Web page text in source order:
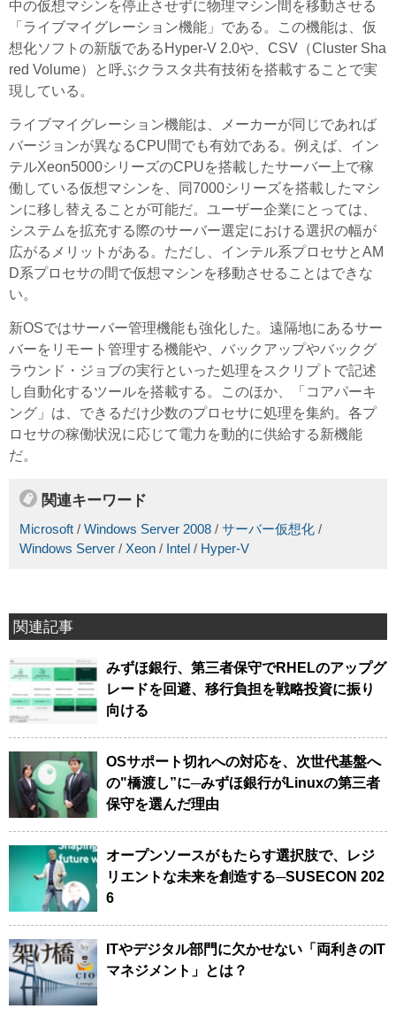
中の仮想マシンを停止させずに物理マシン間を移動させる
「ライブマイグレーション機能」である。この機能は、仮
想化ソフトの新版であるHyper-V 2.0や、CSV（Cluster Sha
red Volume）と呼ぶクラスタ共有技術を搭載することで実
現している。
ライブマイグレーション機能は、メーカーが同じであれば
バージョンが異なるCPU間でも有効である。例えば、イン
テルXeon5000シリーズのCPUを搭載したサーバー上で稼
働している仮想マシンを、同7000シリーズを搭載したマシ
ンに移し替えることが可能だ。ユーザー企業にとっては、
システムを拡充する際のサーバー選定における選択の幅が
広がるメリットがある。ただし、インテル系プロセサとAM
D系プロセサの間で仮想マシンを移動させることはできな
い。
新OSではサーバー管理機能も強化した。遠隔地にあるサー
バーをリモート管理する機能や、バックアップやバックグ
ラウンド・ジョブの実行といった処理をスクリプトで記述
し自動化するツールを搭載する。このほか、「コアパーキ
ング」は、できるだけ少数のプロセサに処理を集約。各プ
ロセサの稼働状況に応じて電力を動的に供給する新機能
だ。
関連キーワード
Microsoft / Windows Server 2008 / サーバー仮想化 /
Windows Server / Xeon / Intel / Hyper-V
関連記事
みずほ銀行、第三者保守でRHELのアップグ
レードを回避、移行負担を戦略投資に振り
向ける
OSサポート切れへの対応を、次世代基盤へ
の"橋渡し”に─みずほ銀行がLinuxの第三者
保守を選んだ理由
オープンソースがもたらす選択肢で、レジ
リエントな未来を創造する─SUSECON 202
6
ITやデジタル部門に欠かせない「両利きのIT
マネジメント」とは？